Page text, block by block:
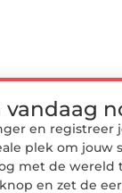
vandaag
en registreer
plek om jouw
met de wereld
en zet de